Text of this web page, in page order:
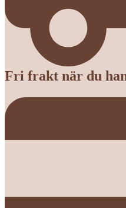
Fri frakt när du